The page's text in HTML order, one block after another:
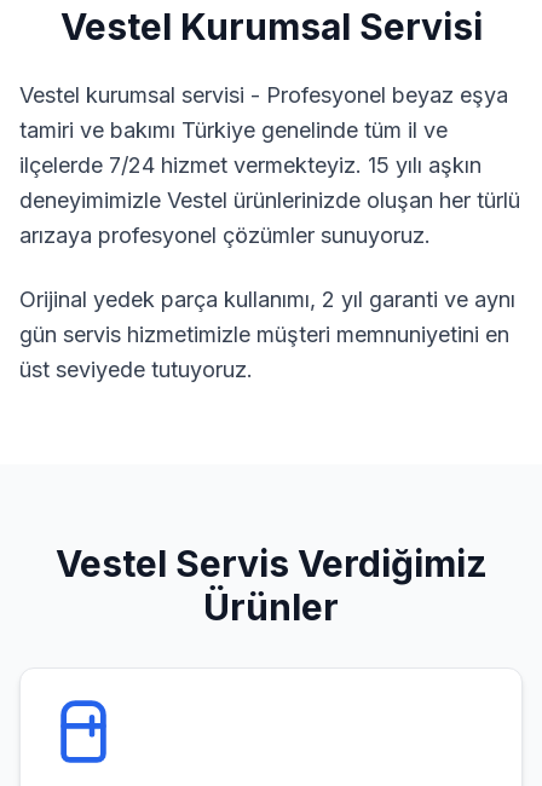
Vestel Kurumsal Servisi
Vestel kurumsal servisi - Profesyonel beyaz eşya
tamiri ve bakımı Türkiye genelinde tüm il ve
ilçelerde 7/24 hizmet vermekteyiz. 15 yılı aşkın
deneyimimizle Vestel ürünlerinizde oluşan her türlü
arızaya profesyonel çözümler sunuyoruz.
Orijinal yedek parça kullanımı, 2 yıl garanti ve aynı
gün servis hizmetimizle müşteri memnuniyetini en
üst seviyede tutuyoruz.
Vestel Servis Verdiğimiz
Ürünler